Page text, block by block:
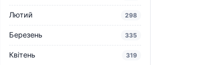
Лютий 298
Березень 335
Квітень 319